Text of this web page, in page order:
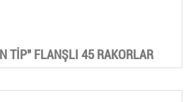
TİP" FLANŞLI 45 RAKORLAR